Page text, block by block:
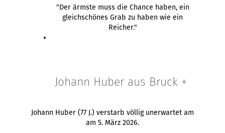
"Der ärmste muss die Chance haben, ein
gleichschönes Grab zu haben wie ein
Reicher."
Johann Huber aus Bruck +
Johann Huber (77 J.) verstarb völlig unerwartet am
am 5. März 2026.